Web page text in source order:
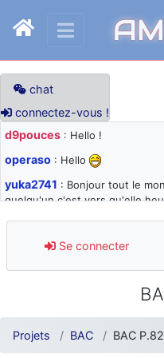
AM
chat
connectez-vous !
d9pouces : Hello !
operaso : Hello
yuka2741 : Bonjour tout le
quelqu'un c'est vers qu'elle
d9pouces: désolé pour les
jours : je teste des méthodes
: Super, la nouvelle
d9pouces
: je suis un
comprendre
Se connecter
Projets BAC BAC P.82